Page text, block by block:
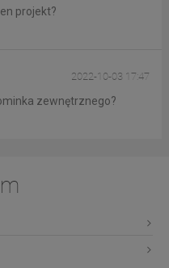
projekt?
2022-10-03 17:47
zewnętrznego?